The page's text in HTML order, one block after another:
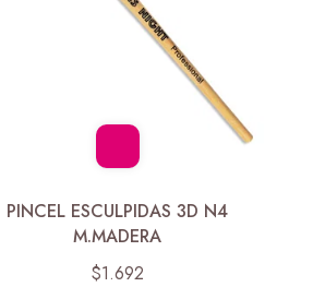
PINCEL ESCULPIDAS 3D N4
M.MADERA
$1.692